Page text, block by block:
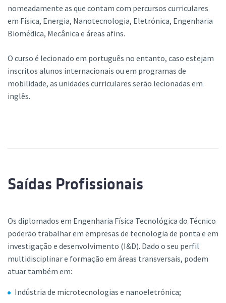
nomeadamente as que contam com percursos curriculares
em Física, Energia, Nanotecnologia, Eletrónica, Engenharia
Biomédica, Mecânica e áreas afins.
O curso é lecionado em português no entanto, caso estejam
inscritos alunos internacionais ou em programas de
mobilidade, as unidades curriculares serão lecionadas em
inglês.
Saídas Profissionais
Os diplomados em Engenharia Física Tecnológica do Técnico
poderão trabalhar em empresas de tecnologia de ponta e em
investigação e desenvolvimento (I&D). Dado o seu perfil
multidisciplinar e formação em áreas transversais, podem
atuar também em:
Indústria de microtecnologias e nanoeletrónica;